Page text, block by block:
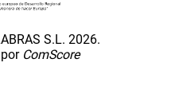
S.L. 2026.
ComScore